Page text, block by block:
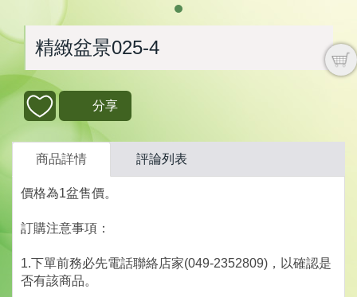
精緻盆景025-4
分享
商品詳情 評論列表
價格為1盆售價。
訂購注意事項：
1.下單前務必先電話聯絡店家(049-2352809)，以確認是
否有該商品。